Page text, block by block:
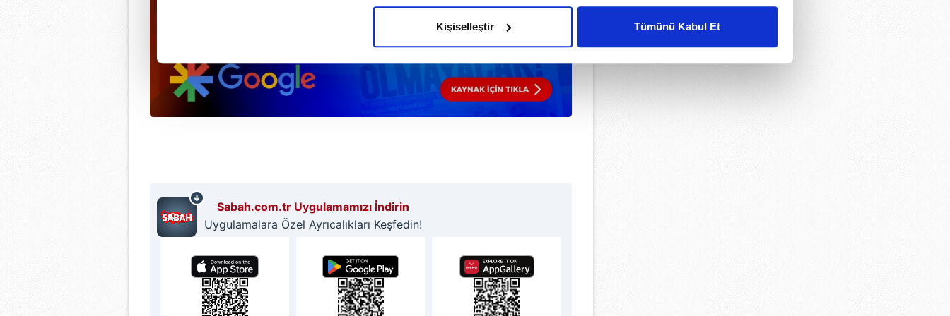
noktasında tek gelir kalemimiz olduğunu sizlere hatırlatmak isteriz.
Her halükârda, kullanıcılar, bu çerezlere izin vermedikleri takdirde, kullanıcılara hedefli reklamlar gösterilmeyecektir."
Sizlere daha iyi bir hizmet sunabilmek için İnternet Sitemizde kendimize ve üçüncü kişilere ait çerezler kullanılmaktadır. Bu
çerezler vasıtasıyla çeşitli kişisel verileriniz işlenmekte olup gerekli olan çerezler bilgi toplumu hizmetlerinin sunulması
amacıyla kullanılmaktadır. Diğer çerezler, sitemizin daha işlevsel kılınması ve kişiselleştirilmesi ve sizlere yönelik
6698 sayılı Kişisel Verilerin Korunması Kanunu uyarınca hazırlanmış Aydınlatma Metnimizi okumak ve sitemizde ilgili
mevzuata uygun olarak kullanılan çerezlerle ilgili bilgi almak için lütfen
Kişiselleştir Tümünü Kabul Et
Sabah.com.tr Uygulamamızı İndirin
Uygulamalara Özel Ayrıcalıkları Keşfedin!